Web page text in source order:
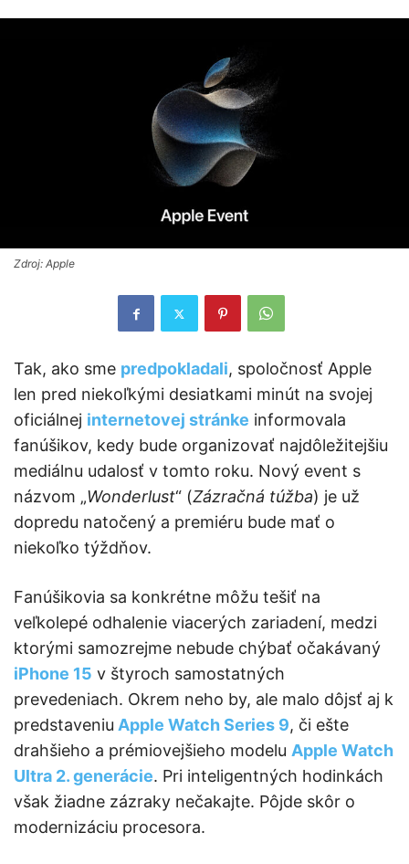
Zdroj: Apple
Tak, ako sme predpokladali, spoločnosť Apple
len pred niekoľkými desiatkami minút na svojej
oficiálnej internetovej stránke informovala
fanúšikov, kedy bude organizovať najdôležitejšiu
mediálnu udalosť v tomto roku. Nový event s
názvom „Wonderlust“ (Zázračná túžba) je už
dopredu natočený a premiéru bude mať o
niekoľko týždňov.
Fanúšikovia sa konkrétne môžu tešiť na
veľkolepé odhalenie viacerých zariadení, medzi
ktorými samozrejme nebude chýbať očakávaný
iPhone 15 v štyroch samostatných
prevedeniach. Okrem neho by, ale malo dôjsť aj k
predstaveniu Apple Watch Series 9, či ešte
drahšieho a prémiovejšieho modelu Apple Watch
Ultra 2. generácie. Pri inteligentných hodinkách
však žiadne zázraky nečakajte. Pôjde skôr o
modernizáciu procesora.